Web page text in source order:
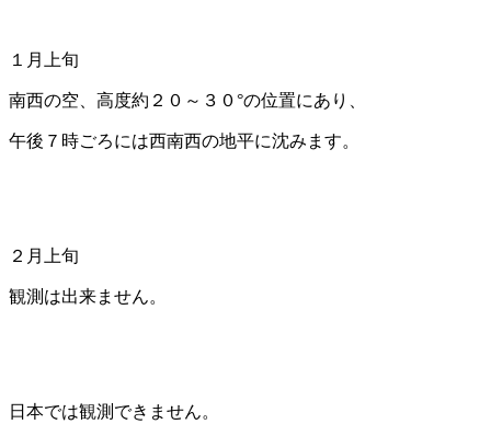
１月上旬
南西の空、高度約２０～３０°の位置にあり、
午後７時ごろには西南西の地平に沈みます。
２月上旬
観測は出来ません。
日本では観測できません。